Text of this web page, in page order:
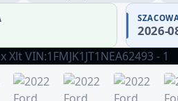
2026-